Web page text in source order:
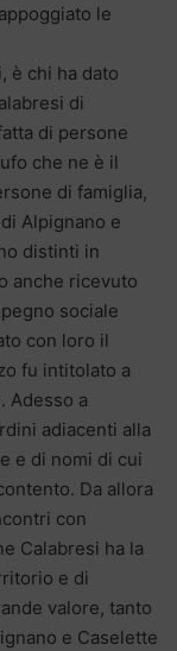
le
è chi ha dato
di
di persone
che ne è il
di famiglia,
Alpignano e
distinti in
anche ricevuto
sociale
con loro il
fu intitolato a
Adesso a
adiacenti alla
e di nomi di cui
Da allora
con
Calabresi ha la
e di
valore, tanto
e Caselette